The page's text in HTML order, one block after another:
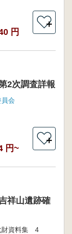
円
＋
2次調査詳報
会
円~
＋
祥山遺跡確
財資料集 4